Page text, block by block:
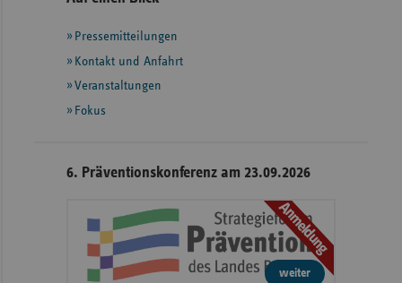
weiteren
Informationen
Pressemitteilungen
Kontakt und Anfahrt
Veranstaltungen
Fokus
6. Präventionskonferenz am 23.09.2026
Anmeldung
weiter